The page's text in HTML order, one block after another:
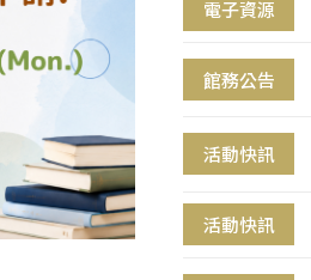
電子資源
館務公告
活動快訊
活動快訊